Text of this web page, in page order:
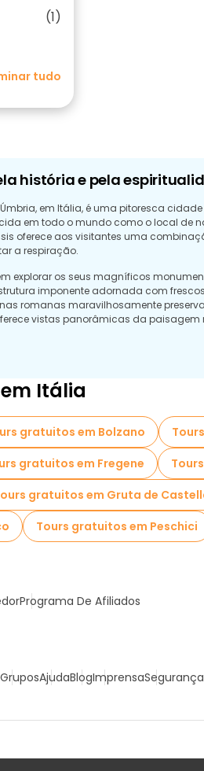
(1)
tudo
história e pela
em Itália, é uma pitoresca
em todo o mundo como o local de
oferece aos visitantes uma
a respiração.
explorar os seus magníficos
imponente adornada com
romanas maravilhosamente
vistas panorâmicas da paisagem
mais guiada, existem várias visitas
e o património espiritual de Assis.
arte e arquitetura da cidade.
Itália
gratuitos em Bolzano
gratuitos em Fregene
gratuitos em Gruta de
Tours gratuitos em Peschici
Programa De Afiliados
GruposAjudaBlogImprensa